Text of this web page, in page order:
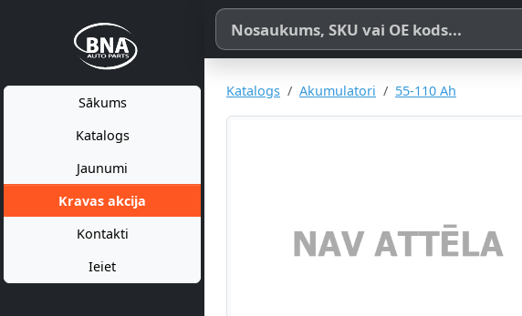
Sākums
Katalogs
Jaunumi
Kravas akcija
Kontakti
Ieiet
Meklēt pēc produkta nosaukuma, SKU vai OE koda
Katalogs Akumulatori 55-110 Ah